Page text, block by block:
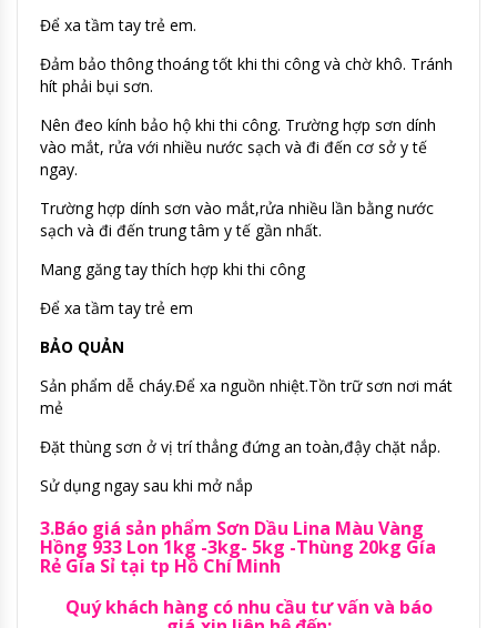
Để xa tầm tay trẻ em.
Đảm bảo thông thoáng tốt khi thi công và chờ khô. Tránh
hít phải bụi sơn.
Nên đeo kính bảo hộ khi thi công. Trường hợp sơn dính
vào mắt, rửa với nhiều nước sạch và đi đến cơ sở y tế
ngay.
Trường hợp dính sơn vào mắt,rửa nhiều lần bằng nước
sạch và đi đến trung tâm y tế gần nhất.
Mang găng tay thích hợp khi thi công
Để xa tầm tay trẻ em
BẢO QUẢN
Sản phẩm dễ cháy.Để xa nguồn nhiệt.Tồn trữ sơn nơi mát
mẻ
Đặt thùng sơn ở vị trí thẳng đứng an toàn,đậy chặt nắp.
Sử dụng ngay sau khi mở nắp
3.Báo giá sản phẩm Sơn Dầu Lina Màu Vàng
Hồng 933 Lon 1kg -3kg- 5kg -Thùng 20kg Gía
Rẻ Gía Sỉ tại tp Hồ Chí Minh
Quý khách hàng có nhu cầu tư vấn và báo